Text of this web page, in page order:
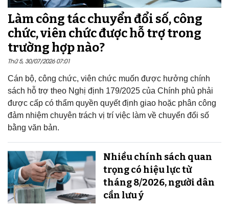
Làm công tác chuyển đổi số, công
chức, viên chức được hỗ trợ trong
trường hợp nào?
Thứ 5, 30/07/2026 07:01
Cán bộ, công chức, viên chức muốn được hưởng chính
sách hỗ trợ theo Nghị định 179/2025 của Chính phủ phải
được cấp có thẩm quyền quyết định giao hoặc phân công
đảm nhiệm chuyên trách vị trí việc làm về chuyển đổi số
bằng văn bản.
Nhiều chính sách quan
trọng có hiệu lực từ
tháng 8/2026, người dân
cần lưu ý